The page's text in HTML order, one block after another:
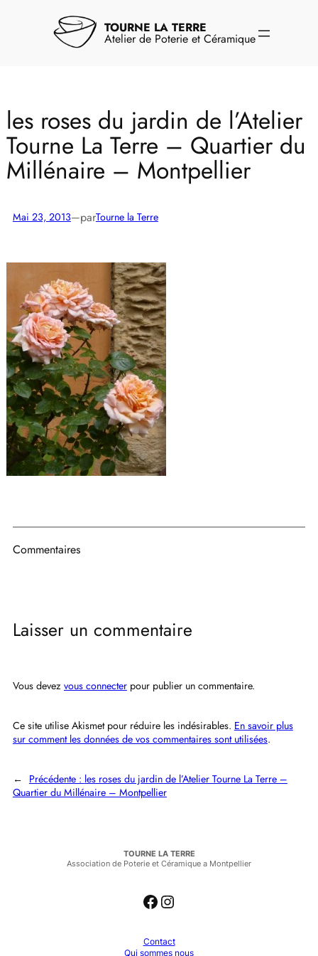
TOURNE LA TERRE
Atelier de Poterie et Céramique
les roses du jardin de l’Atelier
Tourne La Terre – Quartier du
Millénaire – Montpellier
Mai 23, 2013—parTourne la Terre
Commentaires
Laisser un commentaire
Vous devez vous connecterpour publier un commentaire.
Ce site utilise Akismet pour réduire les indésirables. En savoir plus
sur comment les données de vos commentaires sont utilisées.
← Précédente : les roses du jardin de l’Atelier Tourne La Terre –
Quartier du Millénaire – Montpellier
TOURNE LA TERRE
Association de Poterie et Céramique a Montpellier
Facebook Instagram
Contact
Qui sommes nous